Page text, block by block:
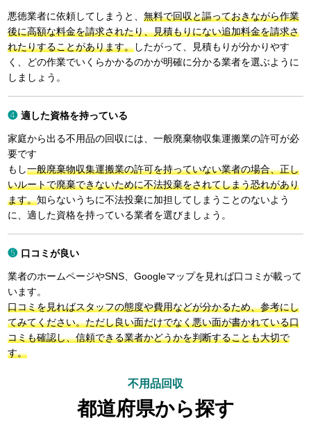
悪徳業者に依頼してしまうと、無料で回収と謳っておきながら作業
後に高額な料金を請求されたり、見積もりにない追加料金を請求さ
れたりすることがあります。したがって、見積もりが分かりやす
く、どの作業でいくらかかるのかが明確に分かる業者を選ぶように
しましょう。
適した資格を持っている
家庭から出る不用品の回収には、一般廃棄物収集運搬業の許可が必
要です
もし一般廃棄物収集運搬業の許可を持っていない業者の場合、正し
いルートで廃棄できないために不法投棄をされてしまう恐れがあり
ます。知らないうちに不法投棄に加担してしまうことのないよう
に、適した資格を持っている業者を選びましょう。
口コミが良い
業者のホームページやSNS、Googleマップを見れば口コミが載って
います。
口コミを見ればスタッフの態度や費用などが分かるため、参考にし
てみてください。ただし良い面だけでなく悪い面が書かれている口
コミも確認し、信頼できる業者かどうかを判断することも大切で
す。
不用品回収
都道府県から探す